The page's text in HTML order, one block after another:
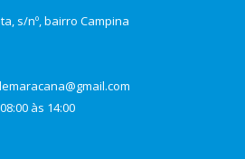
s/nº, bairro Campina
às 14:00